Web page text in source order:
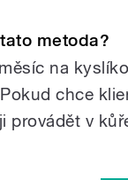
metoda?
na
chce
provádět v